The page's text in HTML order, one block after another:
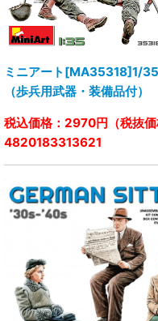
ミニアート[MA35318]1/
（歩兵用武器・装備品付）
税込価格：2970円（税抜
4820183313621